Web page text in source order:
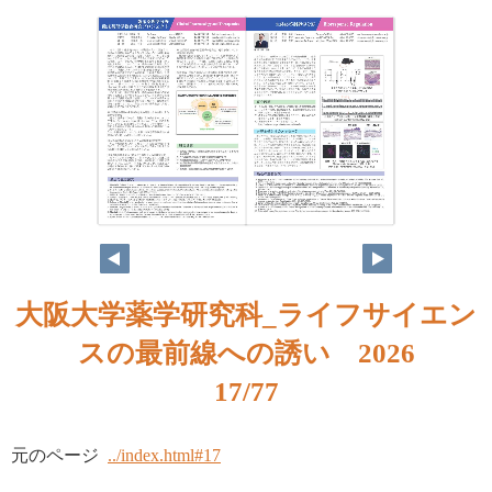
大阪大学薬学研究科_ライフサイエン
スの最前線への誘い 2026
17/77
元のページ ../index.html#17